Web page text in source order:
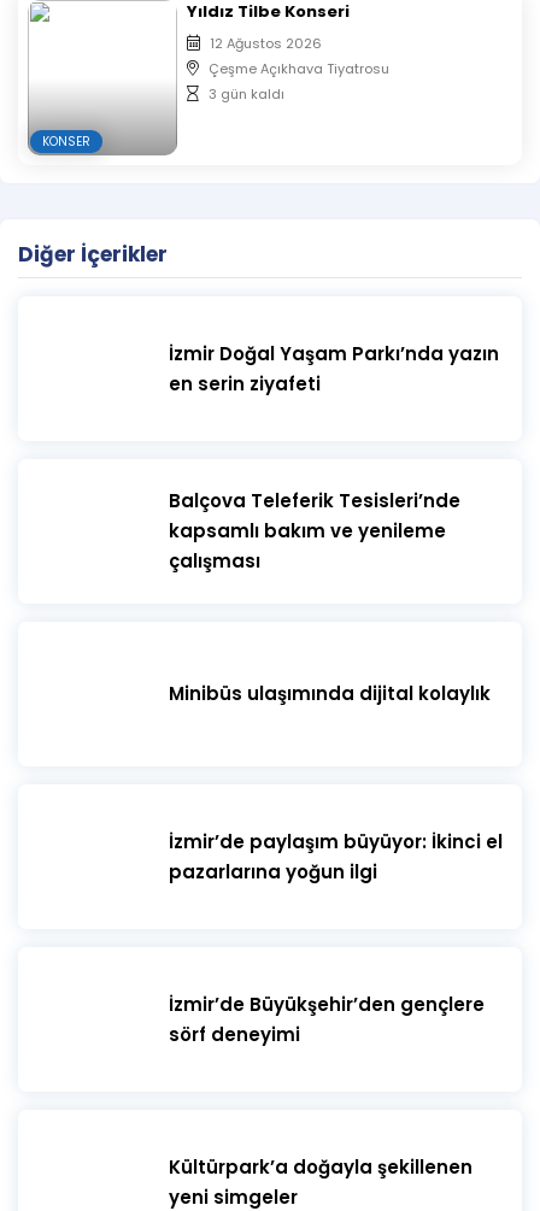
KONSER
Yıldız Tilbe Konseri
12 Ağustos 2026
Çeşme Açıkhava Tiyatrosu
3 gün kaldı
Diğer İçerikler
İzmir Doğal Yaşam Parkı’nda yazın
en serin ziyafeti
​Balçova Teleferik Tesisleri’nde
kapsamlı bakım ve yenileme
çalışması
Minibüs ulaşımında dijital kolaylık
İzmir’de paylaşım büyüyor: İkinci el
pazarlarına yoğun ilgi
İzmir’de Büyükşehir’den gençlere
sörf deneyimi
Kültürpark’a doğayla şekillenen
yeni simgeler